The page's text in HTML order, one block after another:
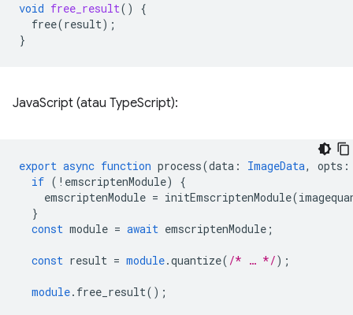
void free_result()
{
free(result);
}
JavaScript (atau TypeScript):
export async function process(data : ImageData, opts :
if ( ! emscriptenModule)
{
emscriptenModule = initEmscriptenModule(
}
const module = await emscriptenModule ;
const result = module.quantize( /* … */);
module.free_result();